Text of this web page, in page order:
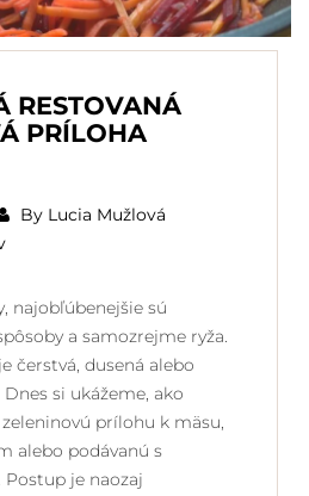
RESTOVANÁ
PRÍLOHA
By Lucia Mužlová
najobľúbenejšie sú
a samozrejme ryža.
čerstvá, dusená alebo
si ukážeme, ako
prílohu k mäsu,
alebo podávanú s
je naozaj